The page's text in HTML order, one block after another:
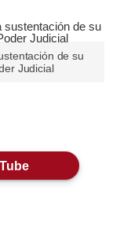
de su
Judicial